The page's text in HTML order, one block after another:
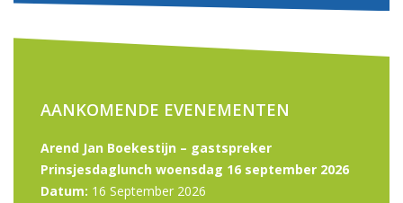
AANKOMENDE EVENEMENTEN
Arend Jan Boekestijn – gastspreker
Prinsjesdaglunch woensdag 16 september 2026
Datum: 16 September 2026